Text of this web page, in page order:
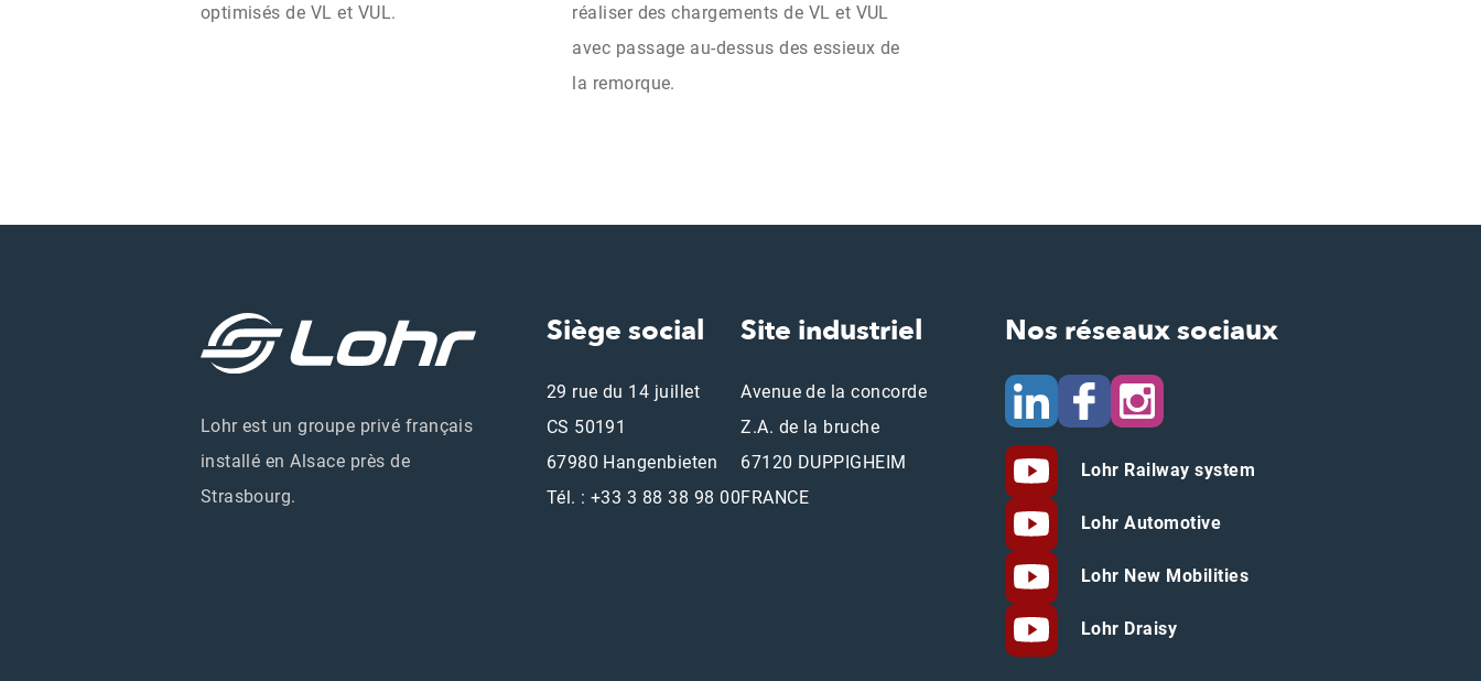
optimisés de VL et VUL.
réaliser des chargements de VL et VUL
avec passage au-dessus des essieux de
la remorque.
Lohr est un groupe privé français
installé en Alsace près de
Strasbourg.
Siège social
29 rue du 14 juillet
CS 50191
67980 Hangenbieten
Tél. : +33 3 88 38 98 00
Site industriel
Avenue de la concorde
Z.A. de la bruche
67120 DUPPIGHEIM
FRANCE
Nos réseaux sociaux
Lohr Railway system
Lohr Automotive
Lohr New Mobilities
Lohr Draisy